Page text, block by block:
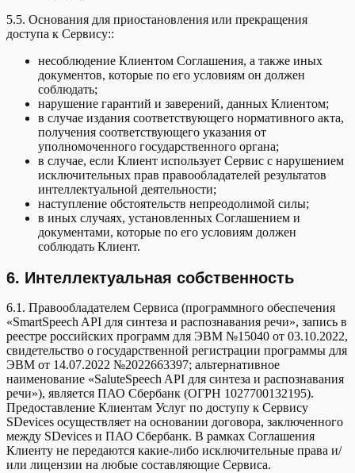
5.5. Основания для приостановления или прекращения
доступа к Сервису::
несоблюдение Клиентом Соглашения, а также иных
документов, которые по его условиям он должен
соблюдать;
нарушение гарантий и заверений, данных Клиентом;
в случае издания соответствующего нормативного акта,
получения соответствующего указания от
уполномоченного государственного органа;
в случае, если Клиент использует Сервис с нарушением
исключительных прав правообладателей результатов
интеллектуальной деятельности;
наступление обстоятельств непреодолимой силы;
в иных случаях, установленных Соглашением и
документами, которые по его условиям должен
соблюдать Клиент.
6. Интеллектуальная собственность
6.1. Правообладателем Сервиса (программного обеспечения
«SmartSpeech API для синтеза и распознавания речи», запись в
реестре российских программ для ЭВМ №15040 от 03.10.2022,
свидетельство о государственной регистрации программы для
ЭВМ от 14.07.2022 №2022663397; альтернативное
наименование «SaluteSpeech API для синтеза и распознавания
речи»), является ПАО Сбербанк (ОГРН 1027700132195).
Предоставление Клиентам Услуг по доступу к Сервису
SDevices осуществляет на основании договора, заключенного
между SDevices и ПАО Сбербанк. В рамках Соглашения
Клиенту не передаются какие-либо исключительные права и/
или лицензии на любые составляющие Сервиса.